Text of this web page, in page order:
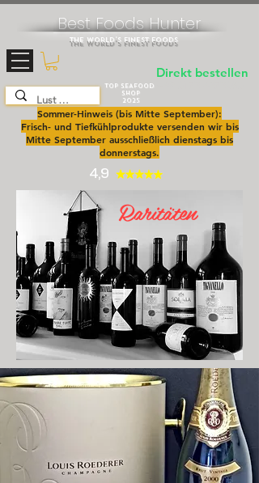
Best Foods Hunter
The World's Finest Foods
TOP SEAFOOD
SHOP
2025
4,9
Direkt bestellen
Sommer-Hinweis (bis Mitte September):
Frisch- und Tiefkühlprodukte versenden wir bis
Mitte September ausschließlich dienstags bis
donnerstags.
Raritäten